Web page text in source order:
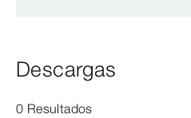
Descargas
0 Resultados